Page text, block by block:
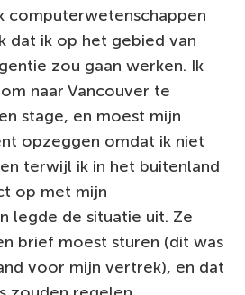
computerwetenschappen
dat ik op het gebied van
zou gaan werken. Ik
naar Vancouver te
stage, en moest mijn
opzeggen omdat ik niet
terwijl ik in het buitenland
op met mijn
legde de situatie uit. Ze
brief moest sturen (dit was
voor mijn vertrek), en dat